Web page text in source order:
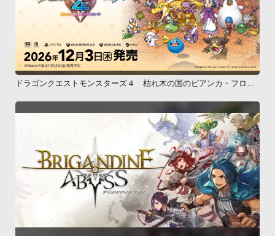
ドラゴンクエストモンスターズ４ 枯れ木の国のビアンカ・フロー